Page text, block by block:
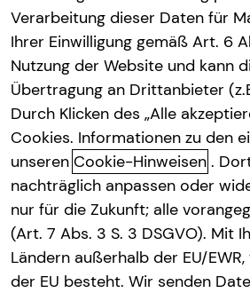
Verarbeitung dieser Daten für
Ihrer Einwilligung gemäß Art. 6
Nutzung der Website und kann
Übertragung an Drittanbieter
Durch Klicken des „Alle
Cookies. Informationen zu den
unseren Cookie-Hinweisen .
nachträglich anpassen oder
nur für die Zukunft; alle
(Art. 7 Abs. 3 S. 3 DSGVO). Mit
Ländern außerhalb der EU/
der EU besteht. Wir senden